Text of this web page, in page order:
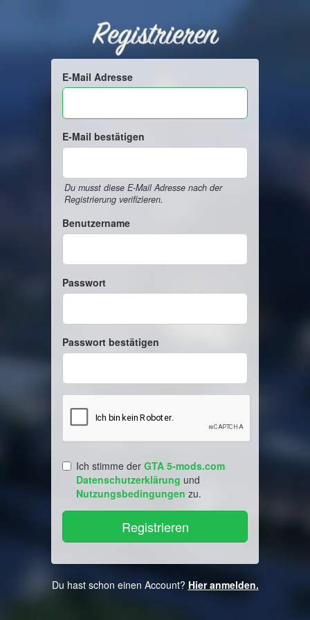
Registrieren
E-Mail Adresse
E-Mail bestätigen
Du musst diese E-Mail Adresse nach der
Registrierung verifizieren.
Benutzername
Passwort
Passwort bestätigen
Ich stimme der GTA 5-mods.com
Datenschutzerklärung und
Nutzungsbedingungen zu.
Du hast schon einen Account? Hier anmelden.